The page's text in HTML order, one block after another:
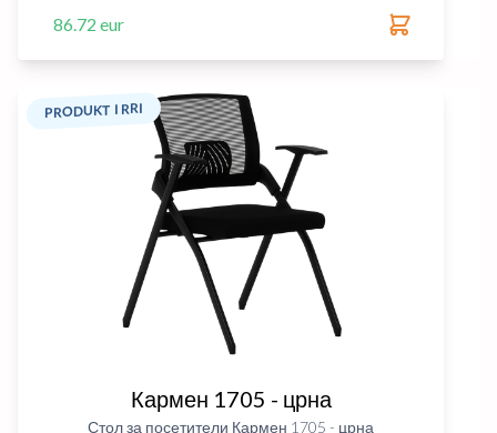
86.72 eur
PRODUKT I RRI
Кармен 1705 - црна
Стол за посетители Кармен 1705 - црна